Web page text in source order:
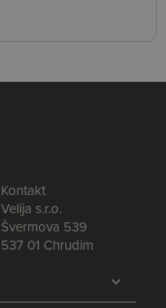
Kontakt
Velija s.r.o.
Švermova 539
537 01 Chrudim
expand_more